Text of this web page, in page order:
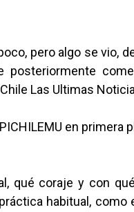
pero algo se vio,
posteriormente
Las Ultimas
en primera
qué coraje y con
habitual, como